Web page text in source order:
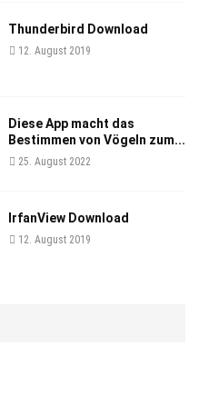
Thunderbird Download
12. August 2019
Diese App macht das
Bestimmen von Vögeln zum...
25. August 2022
IrfanView Download
12. August 2019